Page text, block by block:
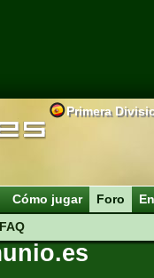
Primera
Cómo jugar
Foro